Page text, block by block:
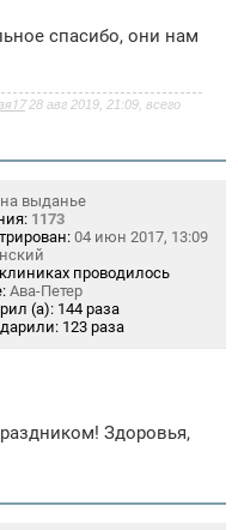
спасибо, они нам
28 авг 2019, 21:09, всего
выданье
1173
04 июн 2017, 13:09
проводилось
Ава-Петер
(а): 144 раза
123 раза
Здоровья,